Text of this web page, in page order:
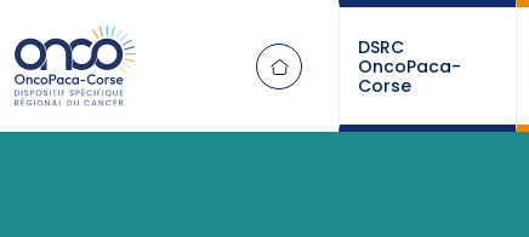
DSRC
OncoPaca-
Corse